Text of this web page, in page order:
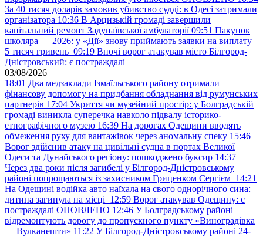
За 40 тисяч доларів замовив убивство судді: в Одесі затримали
організатора 10:36 В Арцизькій громаді завершили
капітальний ремонт Задунаївської амбулаторії 09:51 Пакунок
школяра — 2026: у «Дії» знову приймають заявки на виплату
5 тисяч гривень 09:19 Вночі ворог атакував місто Білгород-
Дністровський: є постраждалі
03/08/2026
18:01 Два медзаклади Ізмаїльського району отримали
фінансову допомогу на придбання обладнання від румунських
партнерів 17:04 Укриття чи музейний простір: у Болградській
громаді виникла суперечка навколо підвалу історико-
етнографічного музею 16:39 На дорогах Одещини вводять
обмеження руху для вантажівок через аномальну спеку 15:46
Ворог здійснив атаку на цивільні судна в портах Великої
Одеси та Дунайського регіону: пошкоджено буксир 14:37
Через два роки після загибелі у Білгород-Дністровському
районі попрощаються із захисником Гриценком Сергієм 14:21
На Одещині водійка авто наїхала на свого однорічного сина:
дитина загинула на місці 12:59 Ворог атакував Одещину: є
постраждалі ОНОВЛЕНО 12:46 У Болградському районі
відремонтують дорогу до пропускного пункту «Виноградівка
— Вулканешти» 11:22 У Білгород-Дністровському районі 24-